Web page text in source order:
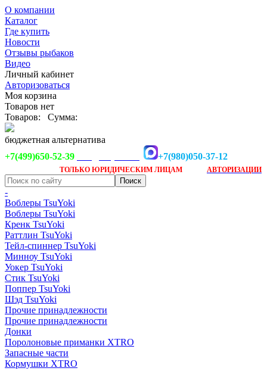
О компании
Каталог
Где купить
Новости
Отзывы рыбаков
Видео
Личный кабинет
Авторизоваться
Моя корзина
Товаров нет
Товаров:
Сумма:
бюджетная альтернатива
+7(499)650-52-39
+7(980)050-37-12
ТОЛЬКО ЮРИДИЧЕСКИМ ЛИЦАМ АВТОРИЗАЦИИ
-
Воблеры TsuYoki
Воблеры TsuYoki
Кренк TsuYoki
Раттлин TsuYoki
Тейл-спиннер TsuYoki
Минноу TsuYoki
Уокер TsuYoki
Стик TsuYoki
Поппер TsuYoki
Шэд TsuYoki
Прочие принадлежности
Прочие принадлежности
Донки
Поролоновые приманки XTRO
Запасные части
Кормушки XTRO